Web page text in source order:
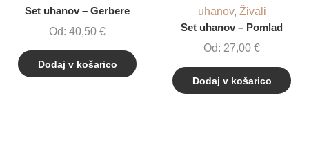
Set uhanov – Gerbere
Od: 40,50 €
Dodaj v košarico
uhanov, Živali
Set uhanov – Pomlad
Od: 27,00 €
Dodaj v košarico